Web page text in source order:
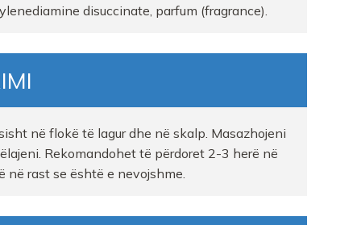
disuccinate, parfum (fragrance).
në flokë të lagur dhe në skalp. Masazhojeni
Rekomandohet të përdoret 2-3 herë në
në rast se është e nevojshme.